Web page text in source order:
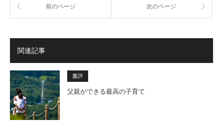
前のページ 次のページ
関連記事
書評
父親ができる最高の子育て